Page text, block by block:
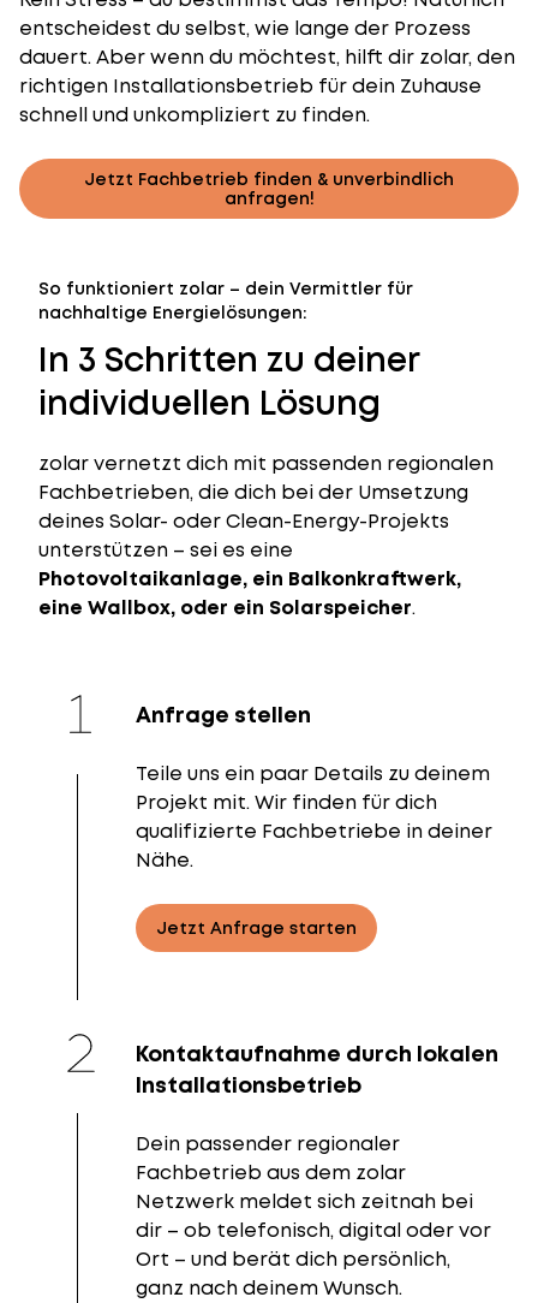
entscheidest du selbst, wie lange der Prozess
dauert. Aber wenn du möchtest, hilft dir zolar, den
richtigen Installationsbetrieb für dein Zuhause
schnell und unkompliziert zu finden.
Jetzt Fachbetrieb finden & unverbindlich
anfragen!
So funktioniert zolar – dein Vermittler für
nachhaltige Energielösungen:
In 3 Schritten zu deiner
individuellen Lösung
zolar vernetzt dich mit passenden regionalen
Fachbetrieben, die dich bei der Umsetzung
deines Solar- oder Clean-Energy-Projekts
unterstützen – sei es eine
Photovoltaikanlage, ein Balkonkraftwerk,
eine Wallbox, oder ein Solarspeicher.
Anfrage stellen
Teile uns ein paar Details zu deinem
Projekt mit. Wir finden für dich
qualifizierte Fachbetriebe in deiner
Nähe.
Jetzt Anfrage starten
Kontaktaufnahme durch lokalen
Installationsbetrieb
Dein passender regionaler
Fachbetrieb aus dem zolar
Netzwerk meldet sich zeitnah bei
dir – ob telefonisch, digital oder vor
Ort – und berät dich persönlich,
ganz nach deinem Wunsch.